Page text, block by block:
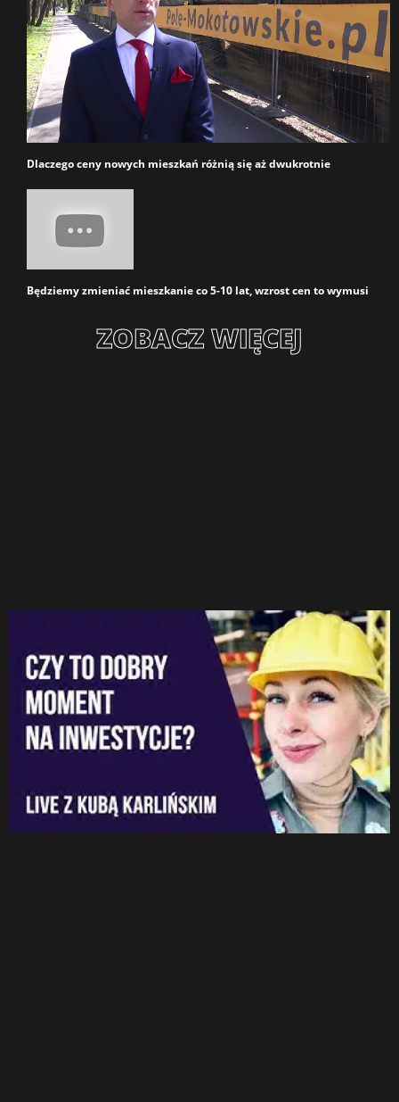
Dlaczego ceny nowych mieszkań różnią się aż dwukrotnie
Będziemy zmieniać mieszkanie co 5-10 lat, wzrost cen to wymusi
ZOBACZ WIĘCEJ